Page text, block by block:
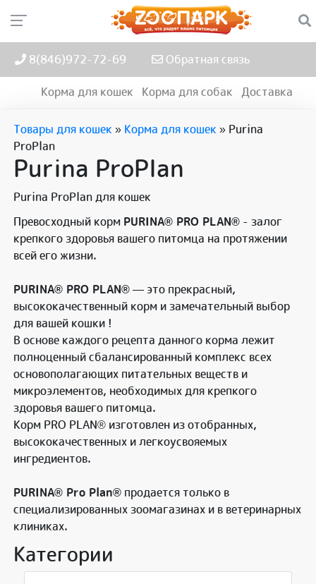
8(846)972-72-69 Обратная связь
Корма для кошек Корма для собак Доставка
Товары для кошек » Корма для кошек » Purina
ProPlan
Purina ProPlan
Purina ProPlan для кошек
Превосходный корм PURINA® PRO PLAN® - залог
крепкого здоровья вашего питомца на протяжении
всей его жизни.
PURINA® PRO PLAN®— это прекрасный,
высококачественный корм и замечательный выбор
для вашей кошки !
В основе каждого рецепта данного корма лежит
полноценный сбалансированный комплекс всех
основополагающих питательных веществ и
микроэлементов, необходимых для крепкого
здоровья вашего питомца.
Корм PRO PLAN® изготовлен из отобранных,
высококачественных и легкоусвояемых
ингредиентов.
PURINA® Pro Plan® продается только в
специализированных зоомагазинах и в ветеринарных
клиниках.
Категории